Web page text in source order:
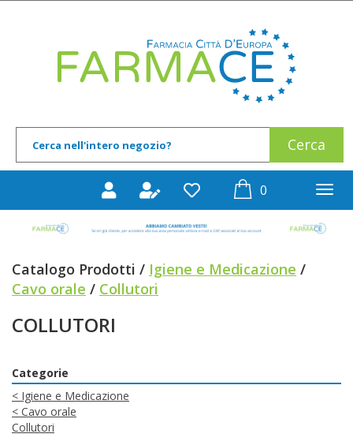
Prodotto
0prodotti
Catalogo Prodotti / Igiene e Medicazione /
Cavo orale / Collutori
COLLUTORI
Categorie
< Igiene e Medicazione
< Cavo orale
Collutori